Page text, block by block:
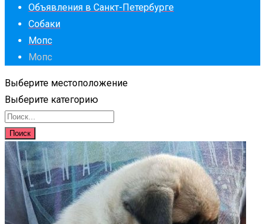
Объявления в Санкт-Петербурге
Собаки
Мопс
Мопс
Выберите местоположение
Выберите категорию
Поиск